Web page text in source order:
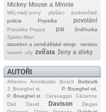
Mickey Mouse a Minnie
Můj malý pony plyšáci
podmořské
policie
Popelka povolání
Prasátko Peppa psi
Sněhurka
Spider‐Man
stavební a zemědělské stroje
venkov
vesmír víly zvířata ženy a dívky
AUTOŘI
Afremov Arcimboldo Bosch
Botticelli
J. Brueghel st.
P. Brueghel ml.
P. Brueghel st.
Caravaggio
Cézanne
Dalí
David Davison
Degas